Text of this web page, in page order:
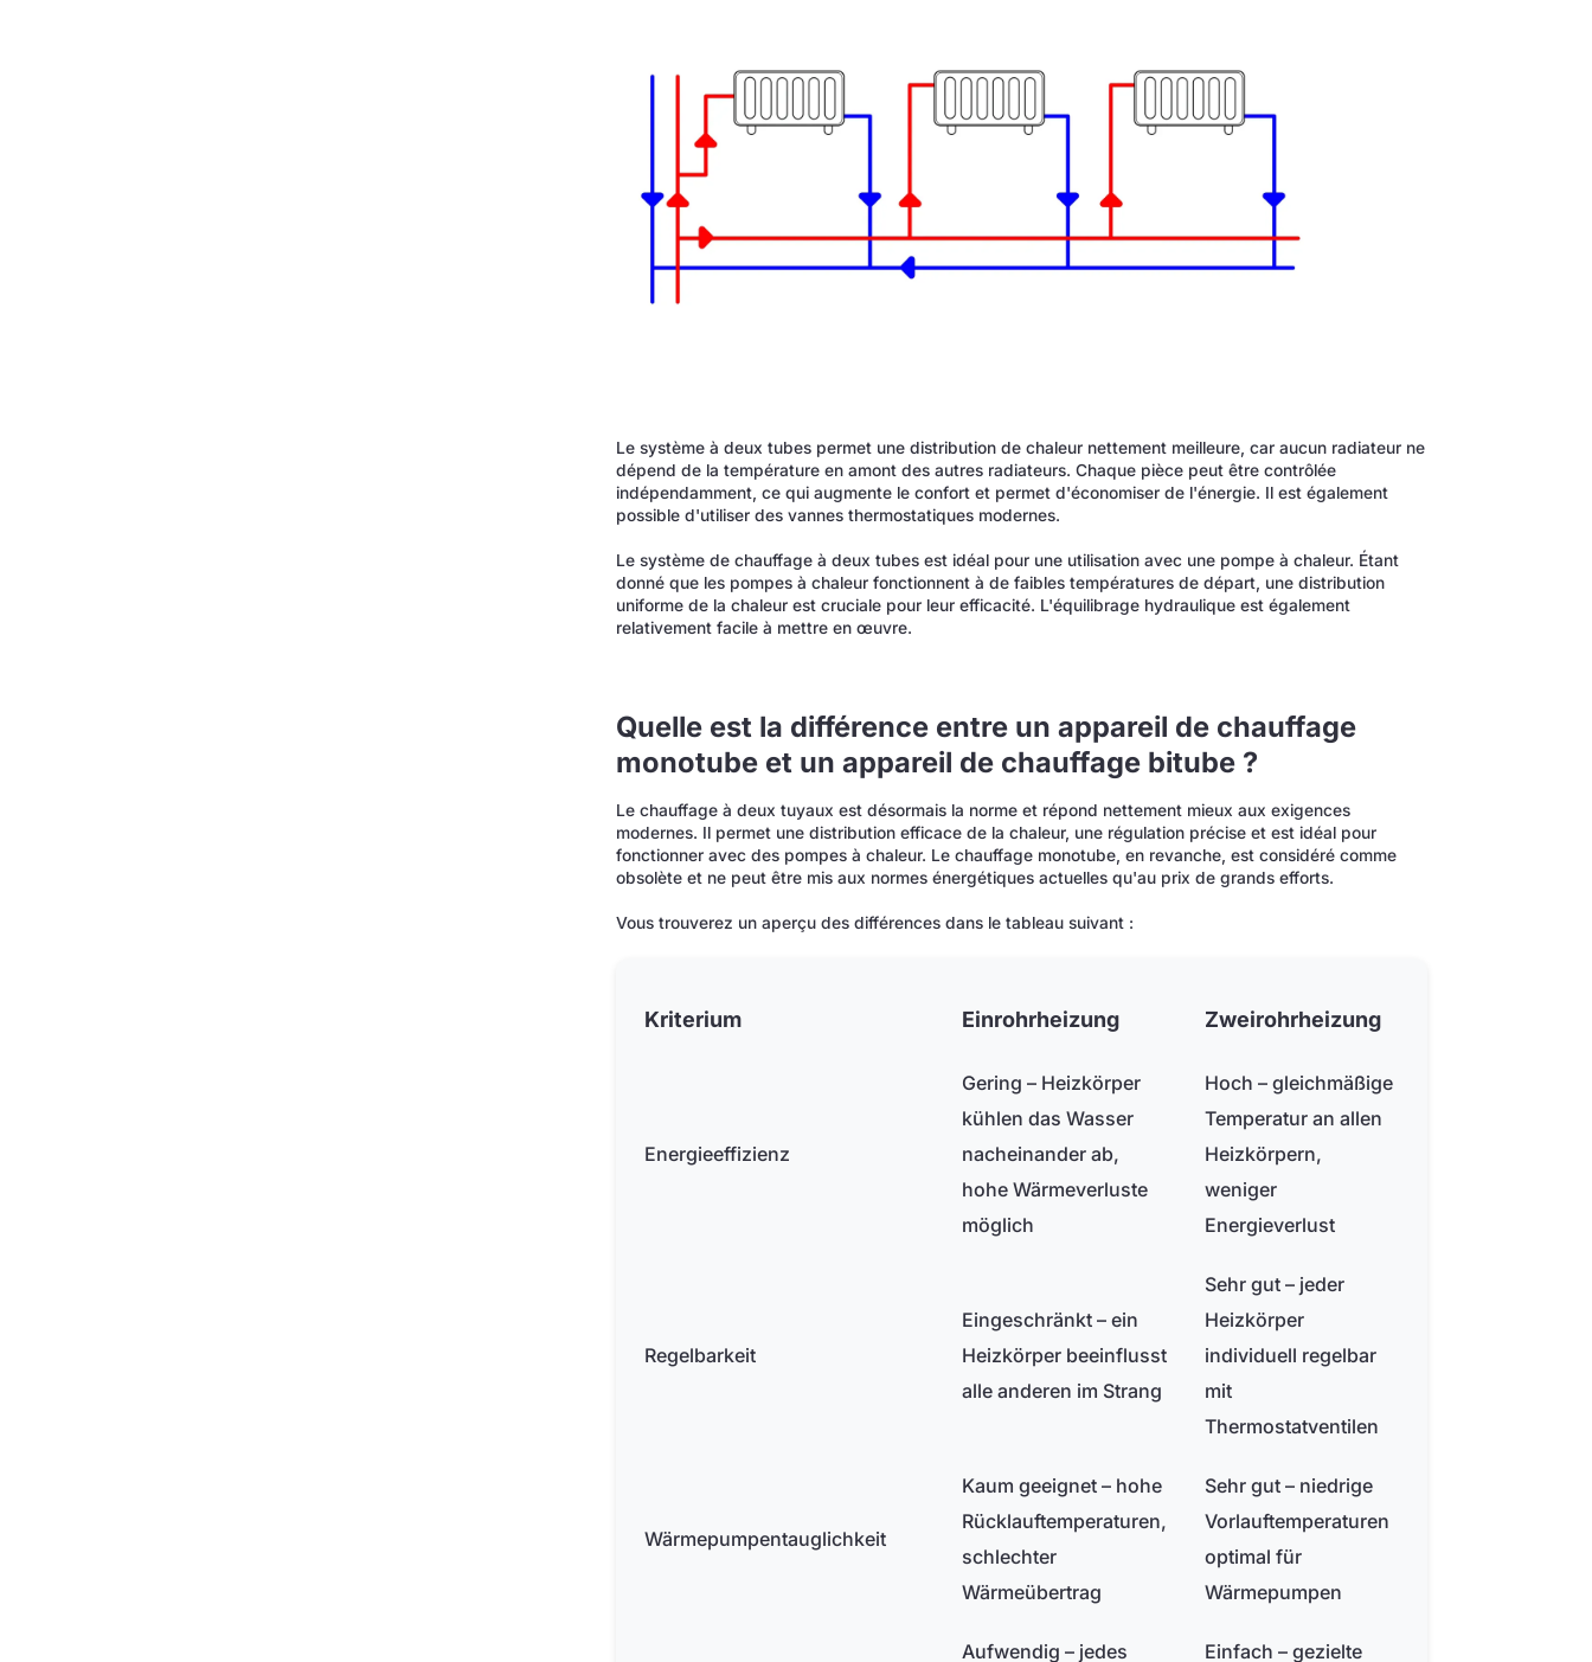
Le système à deux tubes permet une distribution de chaleur nettement meilleure, car aucun radiateur ne
dépend de la température en amont des autres radiateurs. Chaque pièce peut être contrôlée
indépendamment, ce qui augmente le confort et permet d'économiser de l'énergie. Il est également
possible d'utiliser des vannes thermostatiques modernes.
Le système de chauffage à deux tubes est idéal pour une utilisation avec une pompe à chaleur. Étant
donné que les pompes à chaleur fonctionnent à de faibles températures de départ, une distribution
uniforme de la chaleur est cruciale pour leur efficacité. L'équilibrage hydraulique est également
relativement facile à mettre en œuvre.
Quelle est la différence entre un appareil de chauffage
monotube et un appareil de chauffage bitube ?
Le chauffage à deux tuyaux est désormais la norme et répond nettement mieux aux exigences
modernes. Il permet une distribution efficace de la chaleur, une régulation précise et est idéal pour
fonctionner avec des pompes à chaleur. Le chauffage monotube, en revanche, est considéré comme
obsolète et ne peut être mis aux normes énergétiques actuelles qu'au prix de grands efforts.
Vous trouverez un aperçu des différences dans le tableau suivant :
Kriterium Einrohrheizung Zweirohrheizung
Energieeffizienz
Gering – Heizkörper
kühlen das Wasser
nacheinander ab,
hohe Wärmeverluste
möglich
Hoch – gleichmäßige
Temperatur an allen
Heizkörpern,
weniger
Energieverlust
Regelbarkeit
Eingeschränkt – ein
Heizkörper beeinflusst
alle anderen im Strang
Sehr gut – jeder
Heizkörper
individuell regelbar
mit
Thermostatventilen
Wärmepumpentauglichkeit
Kaum geeignet – hohe
Rücklauftemperaturen,
schlechter
Wärmeübertrag
Sehr gut – niedrige
Vorlauftemperaturen
optimal für
Wärmepumpen
Aufwendig – jedes Einfach – gezielte